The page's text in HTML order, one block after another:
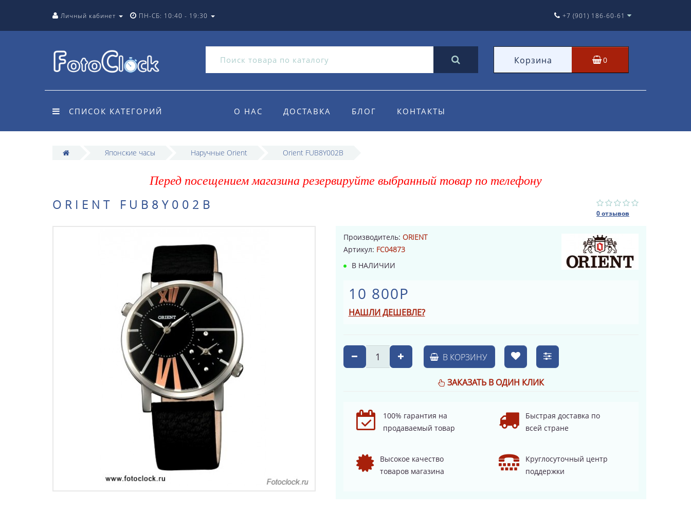
Личный кабинет ПН-СБ: 10:40 - 19:30 +7 (901) 186-60-61
Корзина 0
СПИСОК КАТЕГОРИЙ О НАС ДОСТАВКА БЛОГ КОНТАКТЫ
Японские часы Наручные Orient Orient FUB8Y002B
Перед посещением магазина резервируйте выбранный товар по телефону
ORIENT FUB8Y002B
0 отзывов
Производитель: ORIENT
Артикул: FC04873
В НАЛИЧИИ
10 800Р
НАШЛИ ДЕШЕВЛЕ?
В КОРЗИНУ
ЗАКАЗАТЬ В ОДИН КЛИК
100% гарантия на
продаваемый товар
Быстрая доставка по
всей стране
Высокое качество
товаров магазина
Круглосуточный центр
поддержки